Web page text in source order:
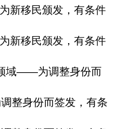
新移民颁发，有条件
新移民颁发，有条件
域——为调整身份而
整身份而签发，有条